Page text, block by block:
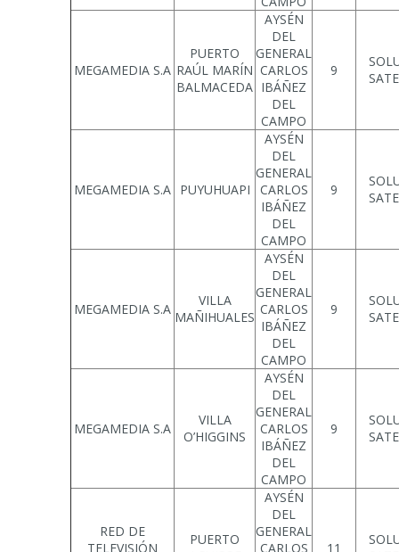
MEGAMEDIA S.A
PUERTO
RAÚL MARÍN
BALMACEDA
AYSÉN
DEL
GENERAL
CARLOS
IBÁÑEZ
DEL
CAMPO
9
MEGAMEDIA S.A PUYUHUAPI
AYSÉN
DEL
GENERAL
CARLOS
IBÁÑEZ
DEL
CAMPO
9
MEGAMEDIA S.A
VILLA
MAÑIHUALES
AYSÉN
DEL
GENERAL
CARLOS
IBÁÑEZ
DEL
CAMPO
9
MEGAMEDIA S.A
VILLA
O’HIGGINS
AYSÉN
DEL
GENERAL
CARLOS
IBÁÑEZ
DEL
CAMPO
9
RED DE
TELEVISIÓN
PUERTO
AYSÉN
DEL
GENERAL
CARLOS
11